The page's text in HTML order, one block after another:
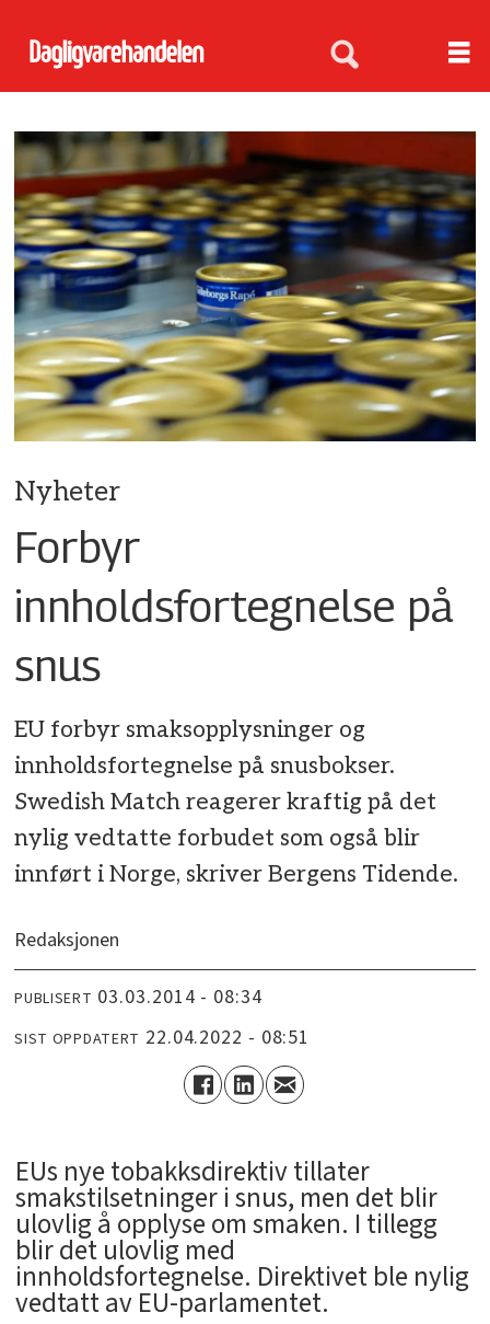
Nyheter
Forbyr
innholdsfortegnelse på
snus
EU forbyr smaksopplysninger og
innholdsfortegnelse på snusbokser.
Swedish Match reagerer kraftig på det
nylig vedtatte forbudet som også blir
innført i Norge, skriver Bergens Tidende.
Redaksjonen
PUBLISERT 03.03.2014 - 08:34
SIST OPPDATERT 22.04.2022 - 08:51
EUs nye tobakksdirektiv tillater
smakstilsetninger i snus, men det blir
ulovlig å opplyse om smaken. I tillegg
blir det ulovlig med
innholdsfortegnelse. Direktivet ble nylig
vedtatt av EU-parlamentet.